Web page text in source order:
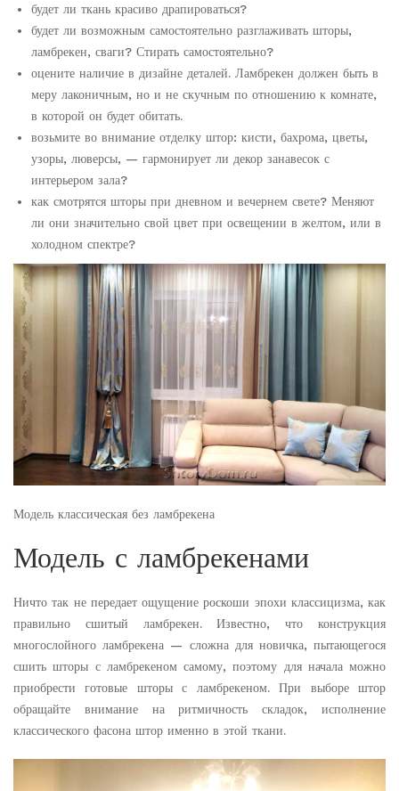
будет ли ткань красиво драпироваться?
будет ли возможным самостоятельно разглаживать шторы,
ламбрекен, сваги? Стирать самостоятельно?
оцените наличие в дизайне деталей. Ламбрекен должен быть в
меру лаконичным, но и не скучным по отношению к комнате,
в которой он будет обитать.
возьмите во внимание отделку штор: кисти, бахрома, цветы,
узоры, люверсы, — гармонирует ли декор занавесок с
интерьером зала?
как смотрятся шторы при дневном и вечернем свете? Меняют
ли они значительно свой цвет при освещении в желтом, или в
холодном спектре?
Модель классическая без ламбрекена
Модель с ламбрекенами
Ничто так не передает ощущение роскоши эпохи классицизма, как
правильно сшитый ламбрекен. Известно, что конструкция
многослойного ламбрекена — сложна для новичка, пытающегося
сшить шторы с ламбрекеном самому, поэтому для начала можно
приобрести готовые шторы с ламбрекеном. При выборе штор
обращайте внимание на ритмичность складок, исполнение
классического фасона штор именно в этой ткани.